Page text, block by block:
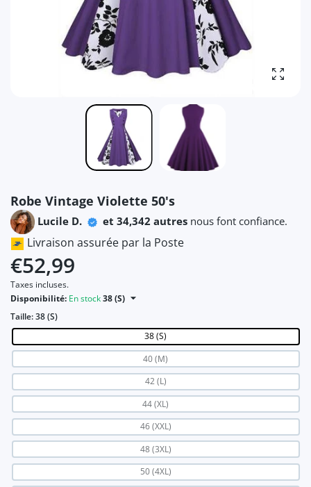
Robe Vintage Violette 50's
Lucile D. et 34,342 autres nous font confiance.
Livraison assurée par la Poste
€52,99
Taxes incluses.
Disponibilité: En stock38 (S)
Taille:38 (S)
38 (S)
40 (M)
42 (L)
44 (XL)
46 (XXL)
48 (3XL)
50 (4XL)